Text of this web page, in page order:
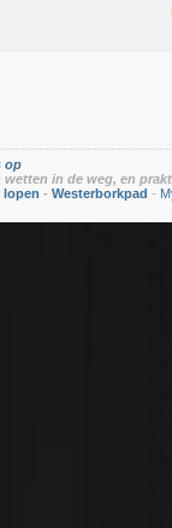
op
wetten in de weg, en
lopen - Westerborkpad -